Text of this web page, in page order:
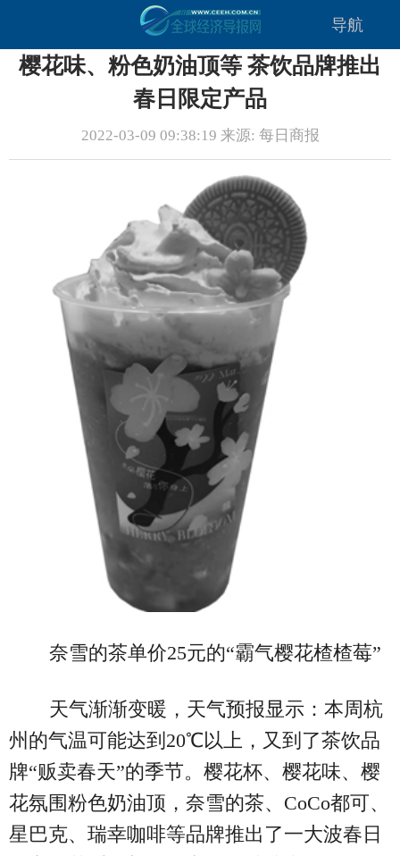
导航
樱花味、粉色奶油顶等 茶饮品牌推出
春日限定产品
2022-03-09 09:38:19 来源: 每日商报
奈雪的茶单价25元的“霸气樱花楂楂莓”
天气渐渐变暖，天气预报显示：本周杭
州的气温可能达到20℃以上，又到了茶饮品
牌“贩卖春天”的季节。樱花杯、樱花味、樱
花氛围粉色奶油顶，奈雪的茶、CoCo都可、
星巴克、瑞幸咖啡等品牌推出了一大波春日